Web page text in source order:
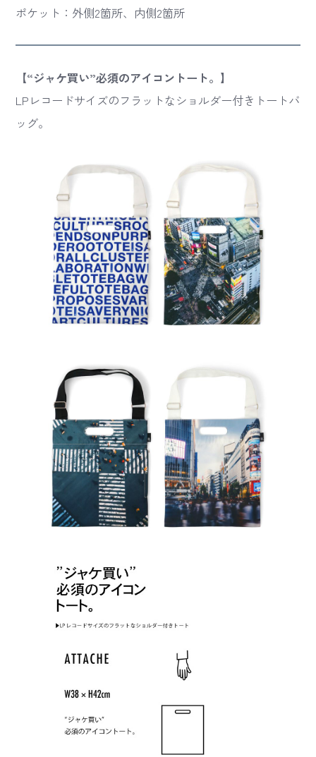
ポケット：外側2箇所、内側2箇所
【“ジャケ買い”必須のアイコントート。】
LPレコードサイズのフラットなショルダー付きトートバ
ッグ。